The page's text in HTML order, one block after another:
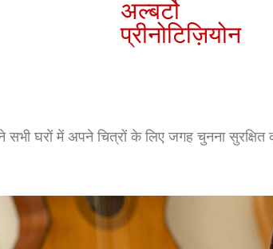
अल्बर्टो
प्रीनोटिज़ियोन
घरों में अपने चित्रों के लिए जगह चुनना